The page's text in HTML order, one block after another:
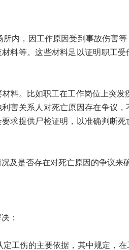
，因工作原因受到事故伤害等
料等。这些材料足以证明职工
。比如职工在工作岗位上突发
害关系人对死亡原因存在争议
求提供尸检证明，以准确判断死
是否存在对死亡原因的争议来确
：
伤的主要依据，其中规定，在